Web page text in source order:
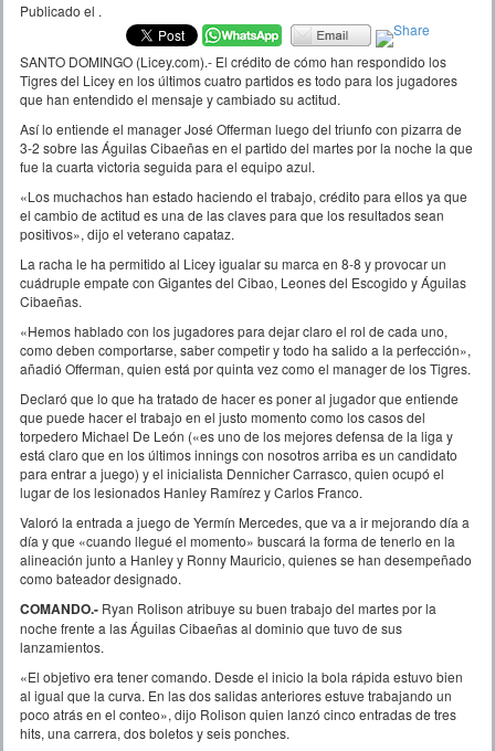
Publicado el .
SANTO DOMINGO (Licey.com).- El crédito de cómo han respondido los
Tigres del Licey en los últimos cuatro partidos es todo para los jugadores
que han entendido el mensaje y cambiado su actitud.
Así lo entiende el manager José Offerman luego del triunfo con pizarra de
3-2 sobre las Águilas Cibaeñas en el partido del martes por la noche la que
fue la cuarta victoria seguida para el equipo azul.
«Los muchachos han estado haciendo el trabajo, crédito para ellos ya que
el cambio de actitud es una de las claves para que los resultados sean
positivos», dijo el veterano capataz.
La racha le ha permitido al Licey igualar su marca en 8-8 y provocar un
cuádruple empate con Gigantes del Cibao, Leones del Escogido y Águilas
Cibaeñas.
«Hemos hablado con los jugadores para dejar claro el rol de cada uno,
como deben comportarse, saber competir y todo ha salido a la perfección»,
añadió Offerman, quien está por quinta vez como el manager de los Tigres.
Declaró que lo que ha tratado de hacer es poner al jugador que entiende
que puede hacer el trabajo en el justo momento como los casos del
torpedero Michael De León («es uno de los mejores defensa de la liga y
está claro que en los últimos innings con nosotros arriba es un candidato
para entrar a juego) y el inicialista Dennicher Carrasco, quien ocupó el
lugar de los lesionados Hanley Ramírez y Carlos Franco.
Valoró la entrada a juego de Yermín Mercedes, que va a ir mejorando día a
día y que «cuando llegué el momento» buscará la forma de tenerlo en la
alineación junto a Hanley y Ronny Mauricio, quienes se han desempeñado
como bateador designado.
COMANDO.- Ryan Rolison atribuye su buen trabajo del martes por la
noche frente a las Águilas Cibaeñas al dominio que tuvo de sus
lanzamientos.
«El objetivo era tener comando. Desde el inicio la bola rápida estuvo bien
al igual que la curva. En las dos salidas anteriores estuve trabajando un
poco atrás en el conteo», dijo Rolison quien lanzó cinco entradas de tres
hits, una carrera, dos boletos y seis ponches.